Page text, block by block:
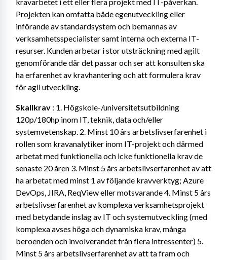
Projekten kan omfatta både egenutveckling eller
införande av standardsystem och bemannas av
verksamhetsspecialister samt interna och externa IT-
resurser. Kunden arbetar i stor utsträckning med agilt
genomförande där det passar och ser att konsulten ska
ha erfarenhet av kravhantering och att formulera krav
för agil utveckling.
Skallkrav : 1. Högskole-/universitetsutbildning
120p/180hp inom IT, teknik, data och/eller
systemvetenskap. 2. Minst 10 års arbetslivserfarenhet i
rollen som kravanalytiker inom IT-projekt och därmed
arbetat med funktionella och icke funktionella krav de
senaste 20 åren 3. Minst 5 års arbetslivserfarenhet av att
ha arbetat med minst 1 av följande kravverktyg; Azure
DevOps, JIRA, ReqView eller motsvarande 4. Minst 5 års
arbetslivserfarenhet av komplexa verksamhetsprojekt
med betydande inslag av IT och systemutveckling (med
komplexa avses höga och dynamiska krav, många
beroenden och involverandet från flera intressenter) 5.
Minst 5 års arbetslivserfarenhet av att ta fram och